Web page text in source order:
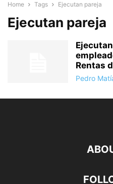
Home Tags Ejecutan pareja
Ejecutan pareja
Rentas
Pedro